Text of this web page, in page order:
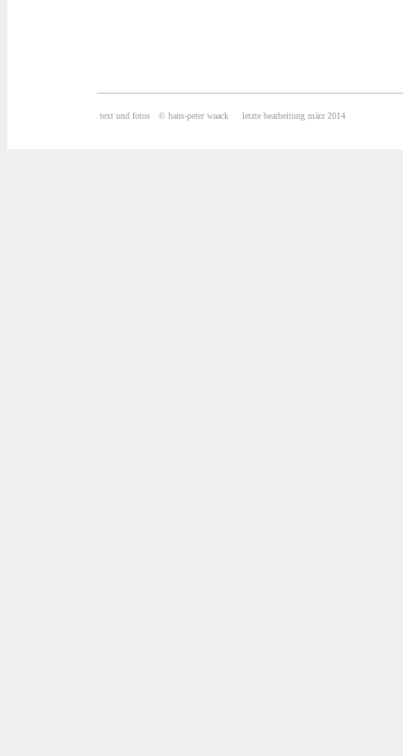
text und fotos © hans-peter waack letzte bearbeitung märz 2014